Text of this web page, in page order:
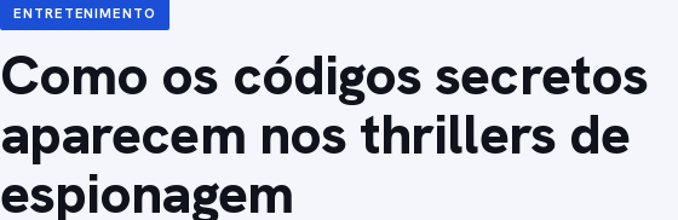
ENTRETENIMENTO
Como os códigos secretos
aparecem nos thrillers de
espionagem